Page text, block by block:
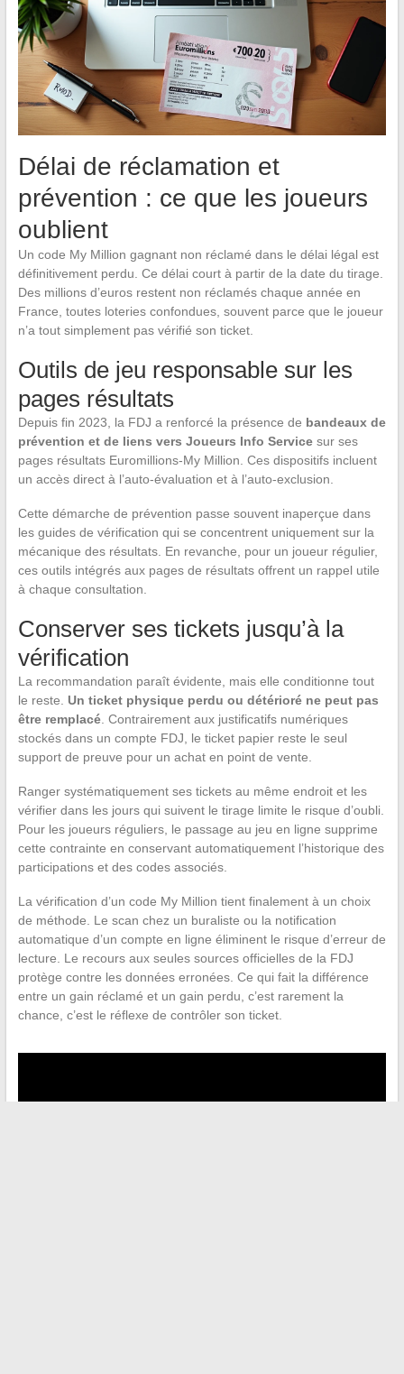
Délai de réclamation et
prévention : ce que les joueurs
oublient
Un code My Million gagnant non réclamé dans le délai légal est
définitivement perdu. Ce délai court à partir de la date du tirage.
Des millions d’euros restent non réclamés chaque année en
France, toutes loteries confondues, souvent parce que le joueur
n’a tout simplement pas vérifié son ticket.
Outils de jeu responsable sur les
pages résultats
Depuis fin 2023, la FDJ a renforcé la présence de bandeaux de
prévention et de liens vers Joueurs Info Servicesur ses
pages résultats Euromillions-My Million. Ces dispositifs incluent
un accès direct à l’auto-évaluation et à l’auto-exclusion.
Cette démarche de prévention passe souvent inaperçue dans
les guides de vérification qui se concentrent uniquement sur la
mécanique des résultats. En revanche, pour un joueur régulier,
ces outils intégrés aux pages de résultats offrent un rappel utile
à chaque consultation.
Conserver ses tickets jusqu’à la
vérification
La recommandation paraît évidente, mais elle conditionne tout
le reste. Un ticket physique perdu ou détérioré ne peut pas
être remplacé. Contrairement aux justificatifs numériques
stockés dans un compte FDJ, le ticket papier reste le seul
support de preuve pour un achat en point de vente.
Ranger systématiquement ses tickets au même endroit et les
vérifier dans les jours qui suivent le tirage limite le risque d’oubli.
Pour les joueurs réguliers, le passage au jeu en ligne supprime
cette contrainte en conservant automatiquement l’historique des
participations et des codes associés.
La vérification d’un code My Million tient finalement à un choix
de méthode. Le scan chez un buraliste ou la notification
automatique d’un compte en ligne éliminent le risque d’erreur de
lecture. Le recours aux seules sources officielles de la FDJ
protège contre les données erronées. Ce qui fait la différence
entre un gain réclamé et un gain perdu, c’est rarement la
chance, c’est le réflexe de contrôler son ticket.